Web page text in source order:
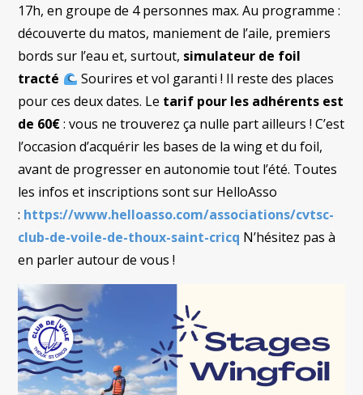
17h, en groupe de 4 personnes max. Au programme :
découverte du matos, maniement de l’aile, premiers
bords sur l’eau et, surtout, simulateur de foil
tracté
Sourires et vol garanti ! Il reste des places
pour ces deux dates. Le tarif pour les adhérents est
de 60€: vous ne trouverez ça nulle part ailleurs ! C’est
l’occasion d’acquérir les bases de la wing et du foil,
avant de progresser en autonomie tout l’été. Toutes
les infos et inscriptions sont sur HelloAsso
: https://www.helloasso.com/associations/cvtsc-
club-de-voile-de-thoux-saint-cricq N’hésitez pas à
en parler autour de vous !